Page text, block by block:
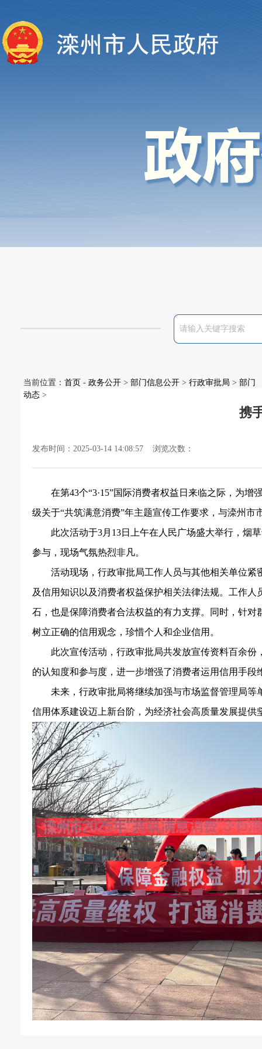
当前位置： 首页 - 政务公开 > 部门信息公开 > 行政审批局 > 部门
动态 >
携
发布时间：2025-03-14 14:08:57 浏览次数：
在第43个“3·15”国际消费者权益日来临之际，为
级关于“共筑满意消费”年主题宣传工作要求，与滦州市
此次活动于3月13日上午在人民广场盛大举行，烟
参与，现场气氛热烈非凡。
活动现场，行政审批局工作人员与其他相关单位
及信用知识以及消费者权益保护相关法律法规。工作
石，也是保障消费者合法权益的有力支撑。同时，针
树立正确的信用观念，珍惜个人和企业信用。
此次宣传活动，行政审批局共发放宣传资料百余份
的认知度和参与度，进一步增强了消费者运用信用手
未来，行政审批局将继续加强与市场监督管理局
信用体系建设迈上新台阶，为经济社会高质量发展提供